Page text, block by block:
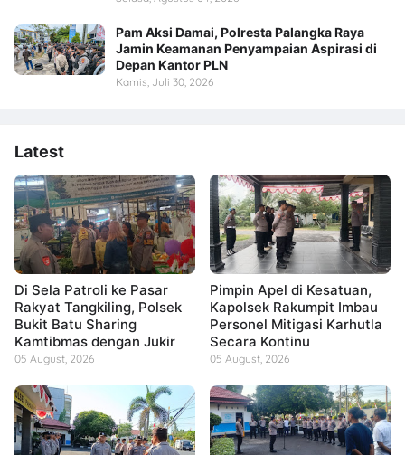
Pam Aksi Damai, Polresta Palangka Raya
Jamin Keamanan Penyampaian Aspirasi di
Depan Kantor PLN
Kamis, Juli 30, 2026
Latest
Di Sela Patroli ke Pasar
Rakyat Tangkiling, Polsek
Bukit Batu Sharing
Kamtibmas dengan Jukir
05 August, 2026
Pimpin Apel di Kesatuan,
Kapolsek Rakumpit Imbau
Personel Mitigasi Karhutla
Secara Kontinu
05 August, 2026